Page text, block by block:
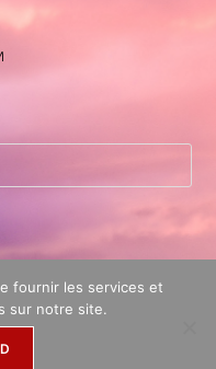
fournir les services et
sur notre site.